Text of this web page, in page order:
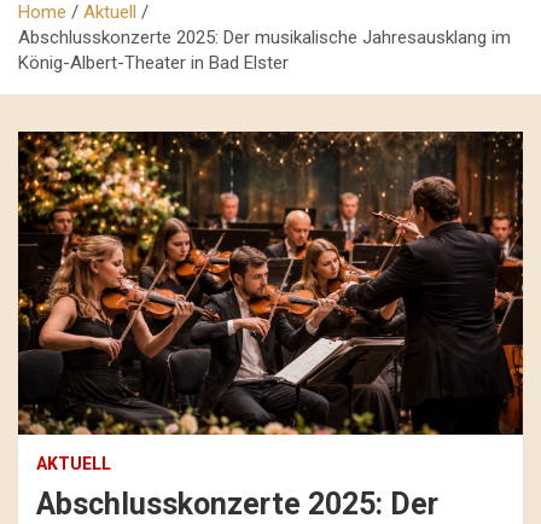
Home
Aktuell
Abschlusskonzerte 2025: Der musikalische Jahresausklang im
König-Albert-Theater in Bad Elster
AKTUELL
Abschlusskonzerte 2025: Der